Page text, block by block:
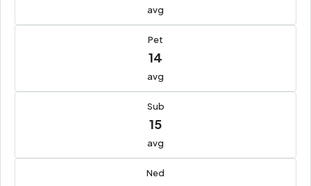
avg
Pet
14
avg
Sub
15
avg
Ned